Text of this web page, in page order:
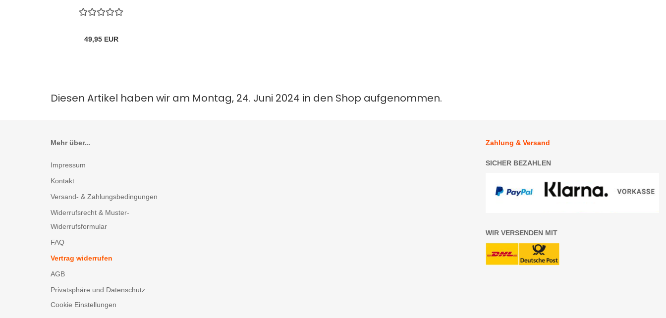
49,95 EUR
Diesen Artikel haben wir am Montag, 24. Juni 2024 in den Shop aufgenommen.
Mehr über...
Impressum
Kontakt
Versand- & Zahlungsbedingungen
Widerrufsrecht & Muster-
Widerrufsformular
FAQ
Vertrag widerrufen
AGB
Privatsphäre und Datenschutz
Cookie Einstellungen
Zahlung & Versand
SICHER BEZAHLEN
WIR VERSENDEN MIT